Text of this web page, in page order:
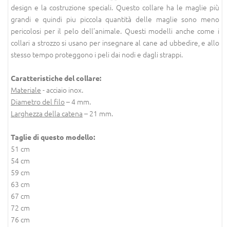
design e la costruzione speciali. Questo collare ha le maglie più
grandi e quindi piu piccola quantità delle maglie sono meno
pericolosi per il pelo dell’animale. Questi modelli anche come i
collari a strozzo si usano per insegnare al cane ad ubbedire, e allo
stesso tempo proteggono i peli dai nodi e dagli strappi.
Caratteristiche del collare:
Materiale - acciaio inox.
Diametro del filo– 4 mm.
Larghezza della catena – 21 mm.
Taglie di questo modello:
51 cm
54 cm
59 cm
63 cm
67 cm
72 cm
76 cm